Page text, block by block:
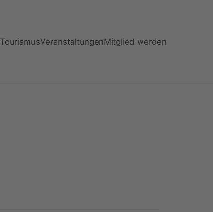
TourismusVeranstaltungenMitglied werden